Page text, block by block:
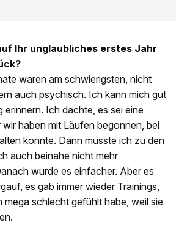
Ihr unglaubliches erstes Jahr
waren am schwierigsten, nicht
auch psychisch. Ich kann mich gut
erinnern. Ich dachte, es sei eine
haben mit Läufen begonnen, bei
konnte. Dann musste ich zu den
auch beinahe nicht mehr
wurde es einfacher. Aber es
es gab immer wieder Trainings,
mega schlecht gefühlt habe, weil sie